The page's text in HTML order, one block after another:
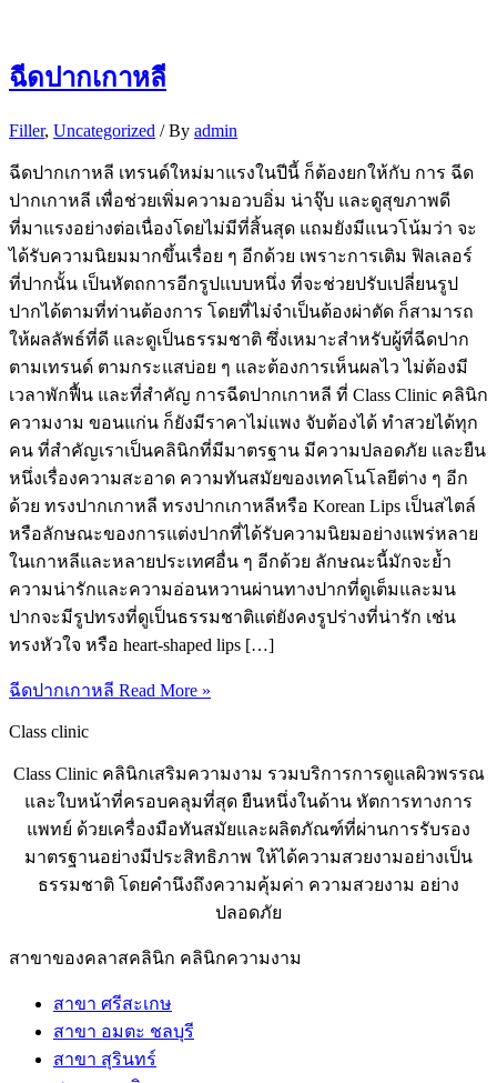
ฉีดปากเกาหลี
Filler, Uncategorized / By admin
ฉีดปากเกาหลี เทรนด์ใหม่มาแรงในปีนี้ ก็ต้องยกให้กับ การ ฉีด
ปากเกาหลี เพื่อช่วยเพิ่มความอวบอิ่ม น่าจุ๊บ และดูสุขภาพดี
ที่มาแรงอย่างต่อเนื่องโดยไม่มีที่สิ้นสุด แถมยังมีแนวโน้มว่า จะ
ได้รับความนิยมมากขึ้นเรื่อย ๆ อีกด้วย เพราะการเติม ฟิลเลอร์
ที่ปากนั้น เป็นหัตถการอีกรูปแบบหนึ่ง ที่จะช่วยปรับเปลี่ยนรูป
ปากได้ตามที่ท่านต้องการ โดยที่ไม่จำเป็นต้องผ่าตัด ก็สามารถ
ให้ผลลัพธ์ที่ดี และดูเป็นธรรมชาติ ซึ่งเหมาะสำหรับผู้ที่ฉีดปาก
ตามเทรนด์ ตามกระแสบ่อย ๆ และต้องการเห็นผลไว ไม่ต้องมี
เวลาพักฟื้น และที่สำคัญ การฉีดปากเกาหลี ที่ Class Clinic คลินิก
ความงาม ขอนแก่น ก็ยังมีราคาไม่แพง จับต้องได้ ทำสวยได้ทุก
คน ที่สำคัญเราเป็นคลินิกที่มีมาตรฐาน มีความปลอดภัย และยืน
หนึ่งเรื่องความสะอาด ความทันสมัยของเทคโนโลยีต่าง ๆ อีก
ด้วย ทรงปากเกาหลี ทรงปากเกาหลีหรือ Korean Lips เป็นสไตล์
หรือลักษณะของการแต่งปากที่ได้รับความนิยมอย่างแพร่หลาย
ในเกาหลีและหลายประเทศอื่น ๆ อีกด้วย ลักษณะนี้มักจะย้ำ
ความน่ารักและความอ่อนหวานผ่านทางปากที่ดูเต็มและมน
ปากจะมีรูปทรงที่ดูเป็นธรรมชาติแต่ยังคงรูปร่างที่น่ารัก เช่น
ทรงหัวใจ หรือ heart-shaped lips […]
ฉีดปากเกาหลี Read More »
Class clinic
Class Clinic คลินิกเสริมความงาม รวมบริการการดูแลผิวพรรณ
และใบหน้าที่ครอบคลุมที่สุด ยืนหนึ่งในด้าน หัตการทางการ
แพทย์ ด้วยเครื่องมือทันสมัยและผลิตภัณฑ์ที่ผ่านการรับรอง
มาตรฐานอย่างมีประสิทธิภาพ ให้ได้ความสวยงามอย่างเป็น
ธรรมชาติ โดยคำนึงถึงความคุ้มค่า ความสวยงาม อย่าง
ปลอดภัย
สาขาของคลาสคลินิก คลินิกความงาม
สาขา ศรีสะเกษ
สาขา อมตะ ชลบุรี
สาขา สุรินทร์